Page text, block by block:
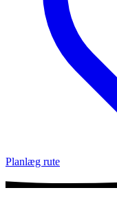
Planlæg rute